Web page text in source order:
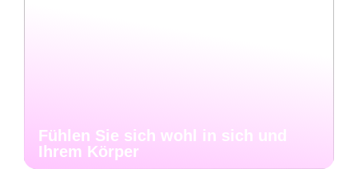
Fühlen Sie sich wohl in sich und
Ihrem Körper